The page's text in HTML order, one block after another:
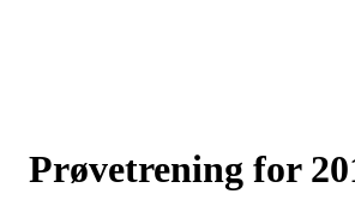
Prøvetrening for